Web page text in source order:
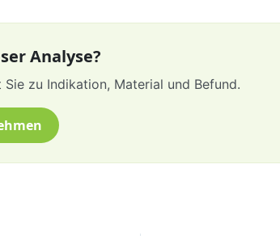
Analyse?
Sie zu Indikation, Material und Befund.